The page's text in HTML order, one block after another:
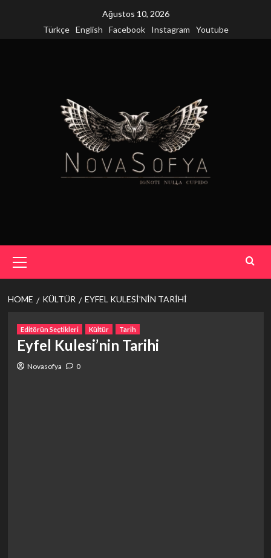
Ağustos 10, 2026
Türkçe
English Facebook Instagram Youtube
Menu
HOME KÜLTÜR EYFEL KULESI’NIN TARIHI
Editörün Seçtikleri Kültür Tarih
Eyfel Kulesi’nin Tarihi
Novasofya 0